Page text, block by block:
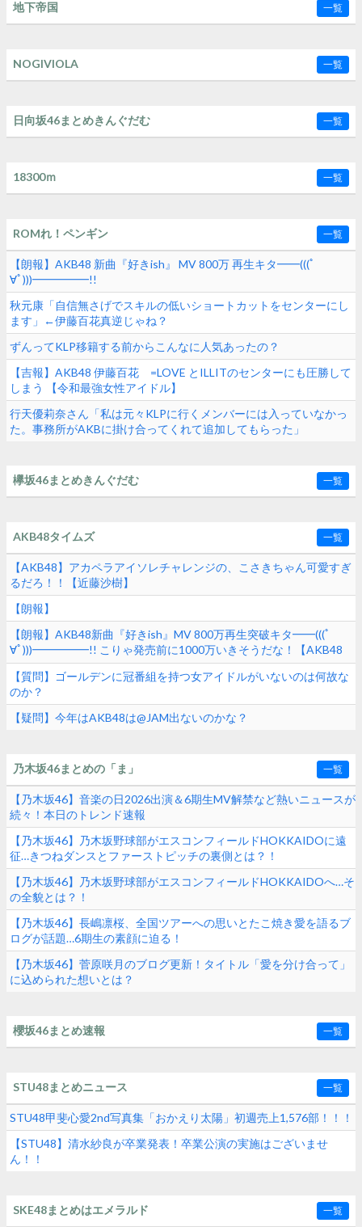
地下帝国 一覧
NOGIVIOLA 一覧
日向坂46まとめきんぐだむ 一覧
18300ｍ 一覧
ROMれ！ペンギン 一覧
【朗報】AKB48 新曲『好きish』 MV 800万 再生キタ━━(((ﾟ
∀ﾟ)))━━━━━!!
秋元康「自信無さげでスキルの低いショートカットをセンターにし
ます」←伊藤百花真逆じゃね？
ずんってKLP移籍する前からこんなに人気あったの？
【吉報】AKB48 伊藤百花 =LOVE とILLITのセンターにも圧勝して
しまう 【令和最強女性アイドル】
行天優莉奈さん「私は元々KLPに行くメンバーには入っていなかっ
た。事務所がAKBに掛け合ってくれて追加してもらった」
欅坂46まとめきんぐだむ 一覧
AKB48タイムズ 一覧
【AKB48】アカペラアイソレチャレンジの、こさきちゃん可愛すぎ
るだろ！！【近藤沙樹】
【朗報】
【朗報】AKB48新曲『好きish』MV 800万再生突破キタ━━(((ﾟ
∀ﾟ)))━━━━━!! こりゃ発売前に1000万いきそうだな！【AKB48
68thシングル】
【質問】ゴールデンに冠番組を持つ女アイドルがいないのは何故な
のか？
【疑問】今年はAKB48は@JAM出ないのかな？
乃木坂46まとめの「ま」 一覧
【乃木坂46】音楽の日2026出演＆6期生MV解禁など熱いニュースが
続々！本日のトレンド速報
【乃木坂46】乃木坂野球部がエスコンフィールドHOKKAIDOに遠
征…きつねダンスとファーストピッチの裏側とは？！
【乃木坂46】乃木坂野球部がエスコンフィールドHOKKAIDOへ…そ
の全貌とは？！
【乃木坂46】長嶋凛桜、全国ツアーへの思いとたこ焼き愛を語るブ
ログが話題…6期生の素顔に迫る！
【乃木坂46】菅原咲月のブログ更新！タイトル「愛を分け合って」
に込められた想いとは？
櫻坂46まとめ速報 一覧
STU48まとめニュース 一覧
STU48甲斐心愛2nd写真集「おかえり太陽」初週売上1,576部！！！
【STU48】清水紗良が卒業発表！卒業公演の実施はございませ
ん！！
SKE48まとめはエメラルド 一覧